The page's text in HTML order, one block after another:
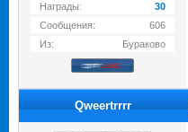
Награды:
30
Сообщения:
606
Из:
Бураково
Qweertrrrr